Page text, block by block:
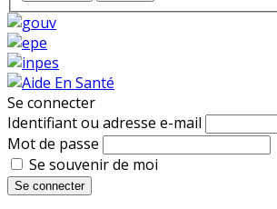
Se connecter
Identifiant ou adresse e-mail
Mot de passe
Se souvenir de moi
Se connecter